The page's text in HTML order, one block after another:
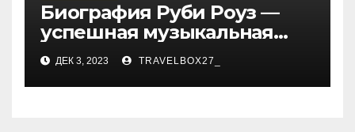
Биография Руби Роуз —
успешная музыкальная
карьера, личная жизнь и
знаковые достижения
ДЕК 3, 2023 TRAVELBOX27_